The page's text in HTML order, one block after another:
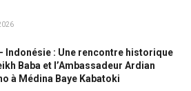
Indonésie : Une rencontre historique
Baba et l’Ambassadeur Ardian
à Médina Baye Kabatoki